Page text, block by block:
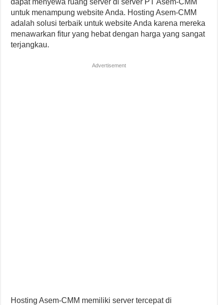
dapat menyewa ruang server di server PT Asem-CMM
untuk menampung website Anda. Hosting Asem-CMM
adalah solusi terbaik untuk website Anda karena mereka
menawarkan fitur yang hebat dengan harga yang sangat
terjangkau.
Advertisement
Hosting Asem-CMM memiliki server tercepat di